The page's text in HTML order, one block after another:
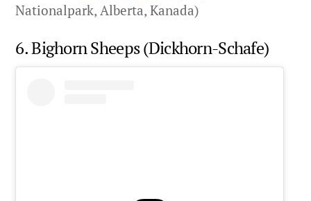
Nationalpark, Alberta, Kanada)
6. Bighorn Sheeps (Dickhorn-Schafe)